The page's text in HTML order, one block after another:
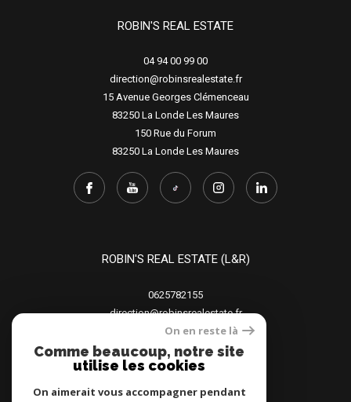
ROBIN'S REAL ESTATE
04 94 00 99 00
direction@robinsrealestate.fr
15 Avenue Georges Clémenceau
83250
La Londe Les Maures
150 Rue du Forum
83250
La Londe Les Maures
ROBIN'S REAL ESTATE (L&R)
0625782155
direction@robinsrealestate.fr
15 Avenue Georges Clémenceau
83250 La Londe Les Maures
150 Rue du Forum
On en reste là
Comme beaucoup, notre site
utilise les cookies
On aimerait vous accompagner pendant